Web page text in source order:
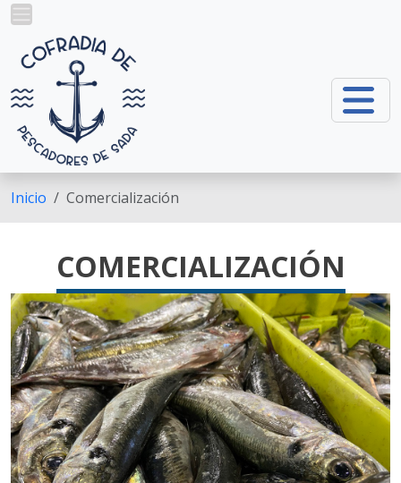
Ir o contido principal
Inicio Comercialización
COMERCIALIZACIÓN